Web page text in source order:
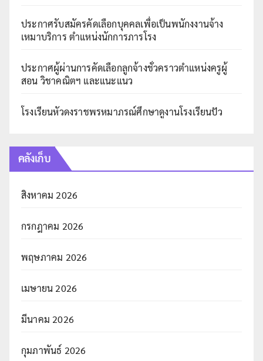
ประกาศรับสมัครคัดเลือกบุคคลเพื่อเป็นพนักงงานจ้าง
เหมาบริการ ตำแหน่งนักการภารโรง
ประกาศผู้ผ่านการคัดเลือกลูกจ้างชั่วคราวตำแหน่งครูผู้
สอน วิชาคณิตฯ และแนะแนว
โรงเรียนหัวดงราชพรหมาภรณ์ศึกษาดูงานโรงเรียนปัว
คลังเก็บ
สิงหาคม 2026
กรกฎาคม 2026
พฤษภาคม 2026
เมษายน 2026
มีนาคม 2026
กุมภาพันธ์ 2026